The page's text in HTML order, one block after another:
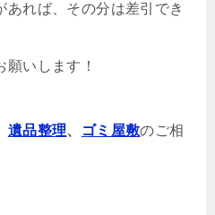
あれば、その分は差引でき
いします！
遺品整理、 ゴミ屋敷のご相